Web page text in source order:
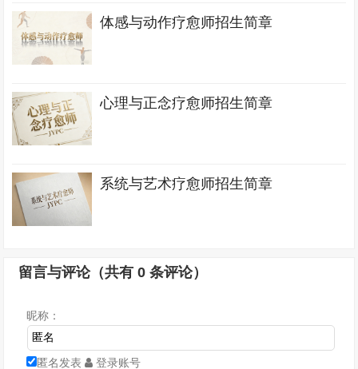
体感与动作疗愈师招生简章
心理与正念疗愈师招生简章
系统与艺术疗愈师招生简章
留言与评论（共有0 条评论）
昵称：
匿名发表 登录账号